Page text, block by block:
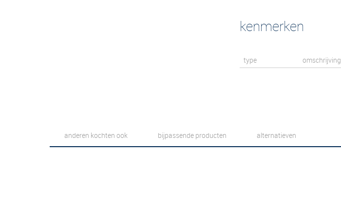
kenmerken
type omschrijving
anderen kochten ook bijpassende producten alternatieven